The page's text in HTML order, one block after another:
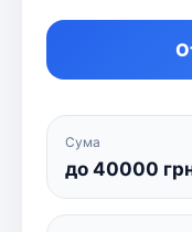
Сума
до 40000